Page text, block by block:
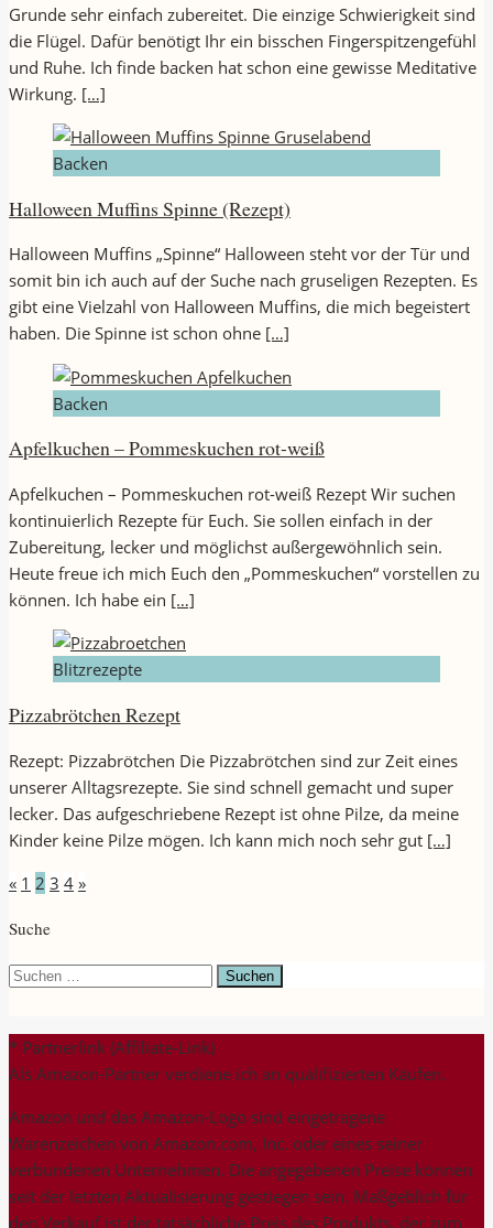
Grunde sehr einfach zubereitet. Die einzige Schwierigkeit sind
die Flügel. Dafür benötigt Ihr ein bisschen Fingerspitzengefühl
und Ruhe. Ich finde backen hat schon eine gewisse Meditative
Wirkung. […]
Backen
Halloween Muffins Spinne (Rezept)
Halloween Muffins „Spinne“ Halloween steht vor der Tür und
somit bin ich auch auf der Suche nach gruseligen Rezepten. Es
gibt eine Vielzahl von Halloween Muffins, die mich begeistert
haben. Die Spinne ist schon ohne […]
Backen
Apfelkuchen – Pommeskuchen rot-weiß
Apfelkuchen – Pommeskuchen rot-weiß Rezept Wir suchen
kontinuierlich Rezepte für Euch. Sie sollen einfach in der
Zubereitung, lecker und möglichst außergewöhnlich sein.
Heute freue ich mich Euch den „Pommeskuchen“ vorstellen zu
können. Ich habe ein […]
Blitzrezepte
Pizzabrötchen Rezept
Rezept: Pizzabrötchen Die Pizzabrötchen sind zur Zeit eines
unserer Alltagsrezepte. Sie sind schnell gemacht und super
lecker. Das aufgeschriebene Rezept ist ohne Pilze, da meine
Kinder keine Pilze mögen. Ich kann mich noch sehr gut […]
Seitennummerierung
der
« 1 2 3 4 »
Suche
Suchen
* Partnerlink (Affiliate-Link)
Als Amazon-Partner verdiene ich an qualifizierten Käufen.
Amazon und das Amazon-Logo sind eingetragene
Warenzeichen von Amazon.com, Inc. oder eines seiner
verbundenen Unternehmen. Die angegebenen Preise können
seit der letzten Aktualisierung gestiegen sein. Maßgeblich für
den Verkauf ist der tatsächliche Preis des Produkts, der zum